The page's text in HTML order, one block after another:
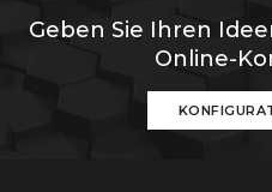
Geben Sie Ihren
Online-